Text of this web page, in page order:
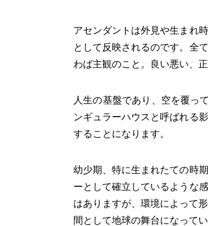
アセンダントは外見や生まれ
として反映されるのです。全
わば主観のこと。良い悪い、
人生の基盤であり、空を覆っ
ンギュラーハウスと呼ばれる
することになります。
幼少期、特に生まれたての時
ーとして確立しているような
はありますが、環境によって
間として地球の舞台になってい